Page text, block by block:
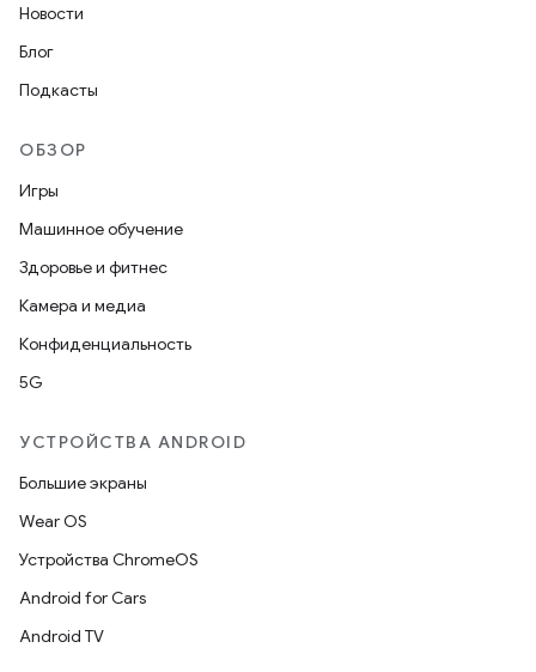
Новости
Блог
Подкасты
ОБЗОР
Игры
Машинное обучение
Здоровье и фитнес
Камера и медиа
Конфиденциальность
5G
УСТРОЙСТВА ANDROID
Большие экраны
Wear OS
Устройства ChromeOS
Android for Cars
Android TV